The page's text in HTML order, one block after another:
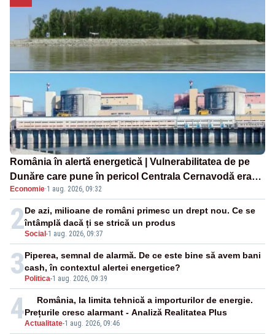
România în alertă energetică | Vulnerabilitatea de pe
Dunăre care pune în pericol Centrala Cernavodă era
cunoscută de pe vremea lui Ceaușescu
Economie·1 aug. 2026, 09:32
2Social -1 aug. 2026, 09:37
De azi, milioane de români primesc un drept nou. Ce se
întâmplă dacă ți se strică un produs
3 Politica-1 aug. 2026, 09:39
Piperea, semnal de alarmă. De ce este bine să avem bani
cash, în contextul alertei energetice?
4Actualitate-1 aug. 2026, 09:46
România, la limita tehnică a importurilor de energie.
Prețurile cresc alarmant - Analiză Realitatea Plus